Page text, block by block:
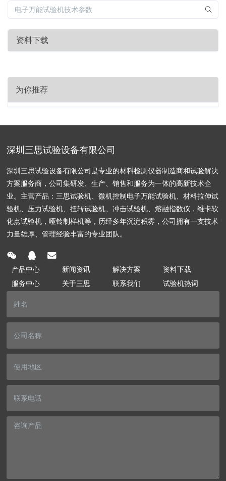
资料下载
为你推荐
深圳三思试验设备有限公司
深圳三思试验设备有限公司是专业的材料检测仪器制造商和试验解决
方案服务商，公司集研发、生产、销售和服务为一体的高新技术企
业。主营产品：三思试验机、微机控制电子万能试验机、材料拉伸试
验机、压力试验机、扭转试验机、冲击试验机、熔融指数仪，维卡软
化点试验机，哑铃制样机等，历经多年沉淀积雾，公司拥有一支技术
力量雄厚、管理经验丰富的专业团队。
产品中心 新闻资讯 解决方案
资料下载
服务中心
关于三思 联系我们 试验机热词